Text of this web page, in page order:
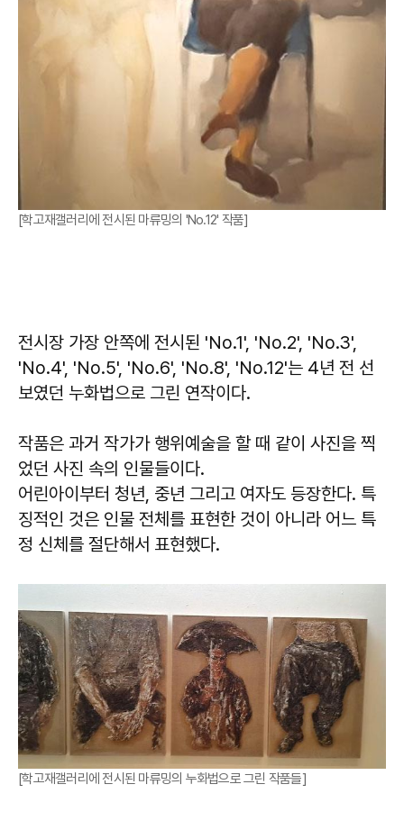
[학고재갤러리에 전시된 마류밍의 'No.12' 작품]
전시장 가장 안쪽에 전시된 'No.1', 'No.2', 'No.3',
'No.4', 'No.5', 'No.6', 'No.8', 'No.12'는 4년 전 선
보였던 누화법으로 그린 연작이다.
작품은 과거 작가가 행위예술을 할 때 같이 사진을 찍
었던 사진 속의 인물들이다.
어린아이부터 청년, 중년 그리고 여자도 등장한다. 특
징적인 것은 인물 전체를 표현한 것이 아니라 어느 특
정 신체를 절단해서 표현했다.
[학고재갤러리에 전시된 마류밍의 누화법으로 그린 작품들]